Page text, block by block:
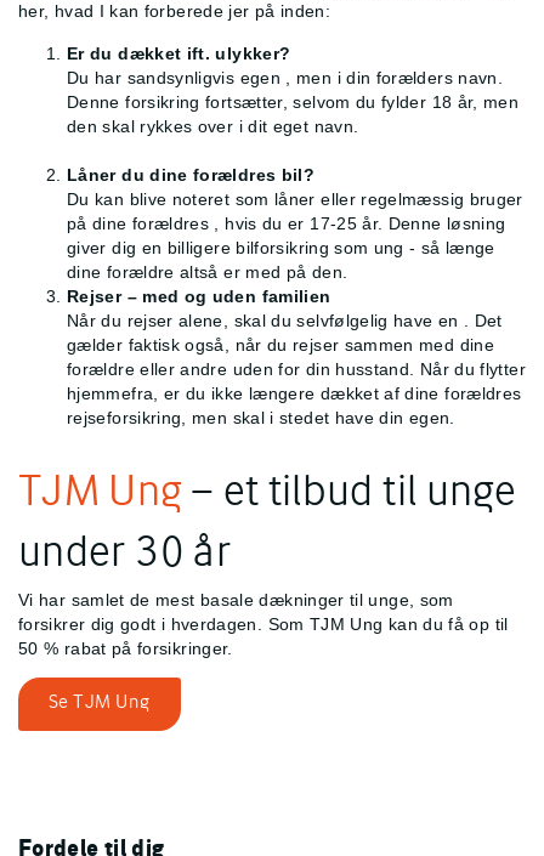
her, hvad I kan forberede jer på inden:
Er du dækket ift. ulykker?
Du har sandsynligvis egen
, men i din forælders navn.
Denne forsikring fortsætter, selvom du fylder 18 år, men
den skal rykkes over i dit eget navn.
Låner du dine forældres bil?
Du kan blive noteret som låner eller regelmæssig bruger
på dine forældres
, hvis du er 17-25 år. Denne løsning
giver dig en billigere bilforsikring som ung - så længe
dine forældre altså er med på den.
Rejser – med og uden familien
Når du rejser alene, skal du selvfølgelig have en
. Det
gælder faktisk også, når du rejser sammen med dine
forældre eller andre uden for din husstand. Når du flytter
hjemmefra, er du ikke længere dækket af dine forældres
rejseforsikring, men skal i stedet have din egen.
TJM Ung– et tilbud til unge
under 30 år
Vi har samlet de mest basale dækninger til unge, som
forsikrer dig godt i hverdagen. Som TJM Ung kan du få op til
50 % rabat på forsikringer.
Se TJM Ung
Fordele til dig